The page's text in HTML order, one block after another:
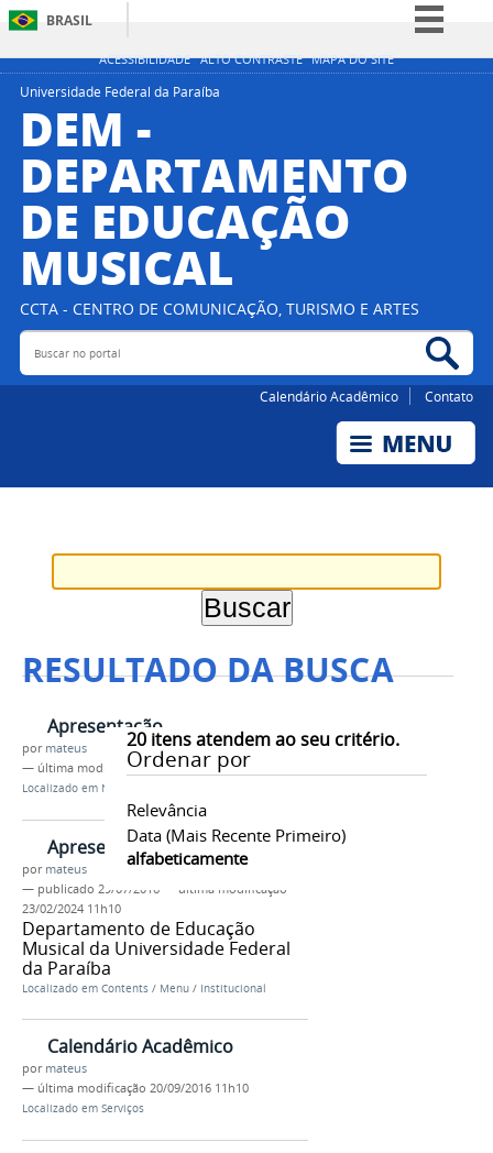
ACESSIBILIDADE ALTO CONTRASTE MAPA DO SITE
BRASIL
Simplifique!
Acesso à informação
Legislação
Canais
Universidade Federal da Paraíba
DEM -
DEPARTAMENTO
DE EDUCAÇÃO
MUSICAL
CCTA - CENTRO DE COMUNICAÇÃO, TURISMO E ARTES
Buscar no portal
Calendário Acadêmico Contato
RESULTADO DA BUSCA
20itens atendem ao seu critério.
Ordenar por
Relevância
Data (mais Recente Primeiro)
alfabeticamente
Apresentação
por mateus
— última modificação20/09/2016 09h39
Localizado em Navegação
Apresentação
por mateus
— publicado 29/07/2016
última modificação
23/02/2024 11h10
Departamento de Educação
Musical da Universidade Federal
da Paraíba
Localizado em Contents / Menu / Institucional
Calendário Acadêmico
por mateus
— última modificação 20/09/2016 11h10
Localizado em Serviços